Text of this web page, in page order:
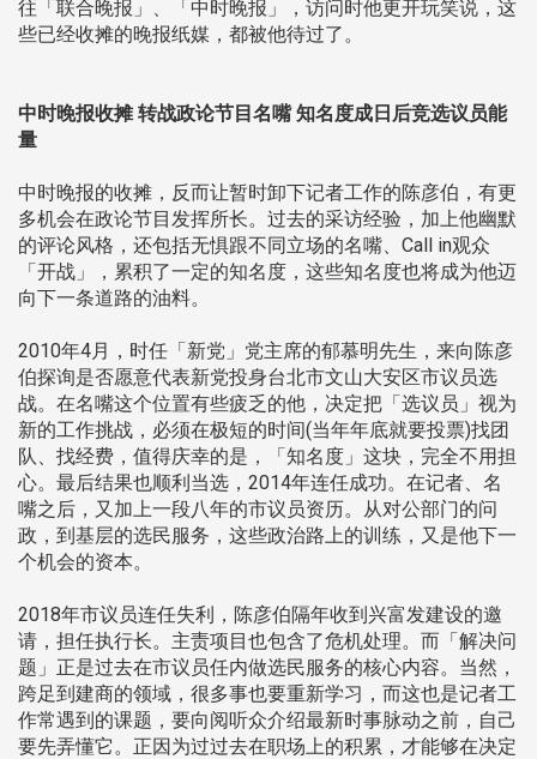
往「联合晚报」、「中时晚报」，访问时他更开玩笑说，这
些已经收摊的晚报纸媒，都被他待过了。
中时晚报收摊 转战政论节目名嘴 知名度成日后竞选议员能
量
中时晚报的收摊，反而让暂时卸下记者工作的陈彦伯，有更
多机会在政论节目发挥所长。过去的采访经验，加上他幽默
的评论风格，还包括无惧跟不同立场的名嘴、Call in观众
「开战」，累积了一定的知名度，这些知名度也将成为他迈
向下一条道路的油料。
2010年4月，时任「新党」党主席的郁慕明先生，来向陈彦
伯探询是否愿意代表新党投身台北市文山大安区市议员选
战。在名嘴这个位置有些疲乏的他，决定把「选议员」视为
新的工作挑战，必须在极短的时间(当年年底就要投票)找团
队、找经费，值得庆幸的是，「知名度」这块，完全不用担
心。最后结果也顺利当选，2014年连任成功。在记者、名
嘴之后，又加上一段八年的市议员资历。从对公部门的问
政，到基层的选民服务，这些政治路上的训练，又是他下一
个机会的资本。
2018年市议员连任失利，陈彦伯隔年收到兴富发建设的邀
请，担任执行长。主责项目也包含了危机处理。而「解决问
题」正是过去在市议员任内做选民服务的核心内容。当然，
跨足到建商的领域，很多事也要重新学习，而这也是记者工
作常遇到的课题，要向阅听众介绍最新时事脉动之前，自己
要先弄懂它。正因为过过去在职场上的积累，才能够在决定